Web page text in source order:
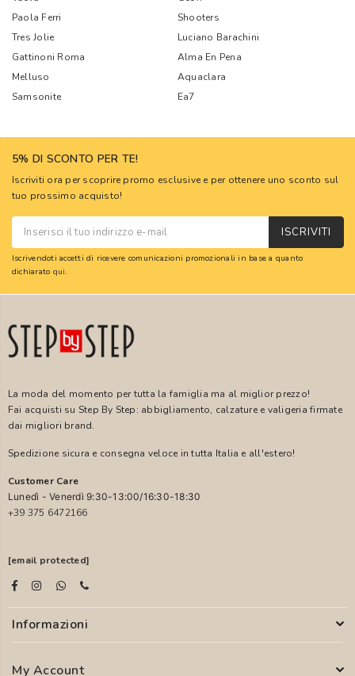
Paola Ferri
Shooters
Tres Jolie
Luciano Barachini
Gattinoni Roma
Alma En Pena
Melluso
Aquaclara
Samsonite
Ea7
5% DI SCONTO PER TE!
Iscriviti ora per scoprire promo esclusive e per ottenere uno sconto sul
tuo prossimo acquisto!
ISCRIVITI
Iscrivendoti accetti di ricevere comunicazioni promozionali in base a quanto
dichiarato qui.
La moda del momento per tutta la famiglia ma al miglior prezzo!
Fai acquisti su Step By Step: abbigliamento, calzature e valigeria firmate
dai migliori brand.
Spedizione sicura e consegna veloce in tutta Italia e all'estero!
Customer Care
Lunedì - Venerdì 9:30-13:00/16:30-18:30
+39 375 6472166
[email protected]
Informazioni
My Account